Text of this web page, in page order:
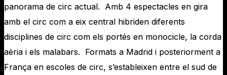
panorama de circ actual. Amb 4 espectacles en gira
amb el circ com a eix central hibriden diferents
disciplines de circ com els portés en monocicle, la corda
aèria i els malabars. Formats a Madrid i posteriorment a
França en escoles de circ, s’estableixen entre el sud de